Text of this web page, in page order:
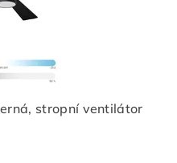
stropní ventilátor